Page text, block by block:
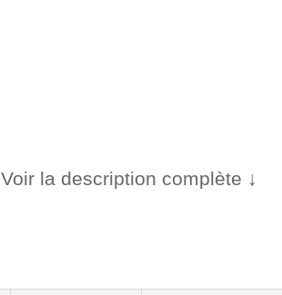
Voir la description complète ↓